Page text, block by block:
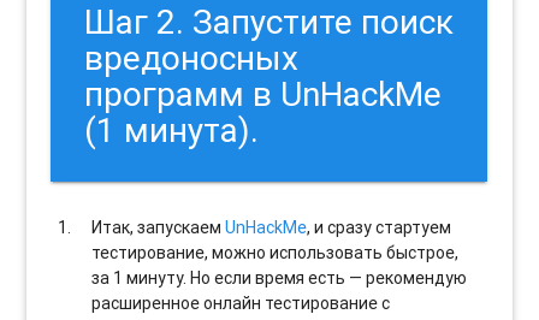
Шаг 2. Запустите поиск
вредоносных
программ в UnHackMe
(1 минута).
Итак, запускаемUnHackMe, и сразу стартуем
тестирование, можно использовать быстрое,
за 1 минуту. Но если время есть — рекомендую
расширенное онлайн тестирование с